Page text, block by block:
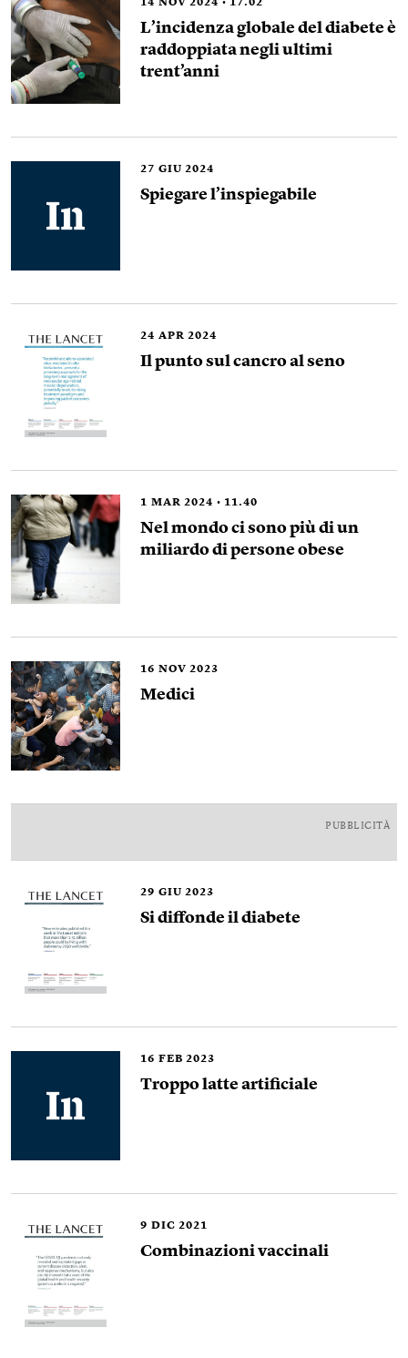
14 NOV 2024 17.02
L’incidenza globale del diabete è
raddoppiata negli ultimi
trent’anni
27 GIU 2024
Spiegare l’inspiegabile
24 APR 2024
Il punto sul cancro al seno
1 MAR 2024 11.40
Nel mondo ci sono più di un
miliardo di persone obese
16 NOV 2023
Medici
PUBBLICITÀ
29 GIU 2023
Si diffonde il diabete
16 FEB 2023
Troppo latte artificiale
9 DIC 2021
Combinazioni vaccinali